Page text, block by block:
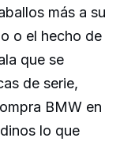
más a su
o el hecho de
que se
de serie,
BMW en
lo que